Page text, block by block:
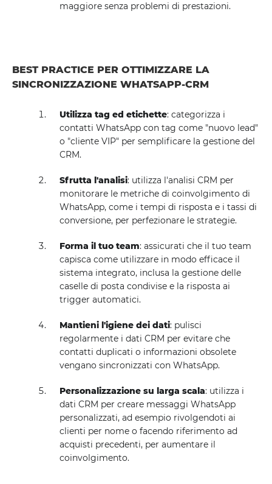
maggiore senza problemi di prestazioni.
BEST PRACTICE PER OTTIMIZZARE LA
SINCRONIZZAZIONE WHATSAPP-CRM
Utilizza tag ed etichette: categorizza i
contatti WhatsApp con tag come "nuovo lead"
o "cliente VIP" per semplificare la gestione del
CRM.
Sfrutta l'analisi: utilizza l'analisi CRM per
monitorare le metriche di coinvolgimento di
WhatsApp, come i tempi di risposta e i tassi di
conversione, per perfezionare le strategie.
Forma il tuo team: assicurati che il tuo team
capisca come utilizzare in modo efficace il
sistema integrato, inclusa la gestione delle
caselle di posta condivise e la risposta ai
trigger automatici.
Mantieni l'igiene dei dati: pulisci
regolarmente i dati CRM per evitare che
contatti duplicati o informazioni obsolete
vengano sincronizzati con WhatsApp.
Personalizzazione su larga scala: utilizza i
dati CRM per creare messaggi WhatsApp
personalizzati, ad esempio rivolgendoti ai
clienti per nome o facendo riferimento ad
acquisti precedenti, per aumentare il
coinvolgimento.